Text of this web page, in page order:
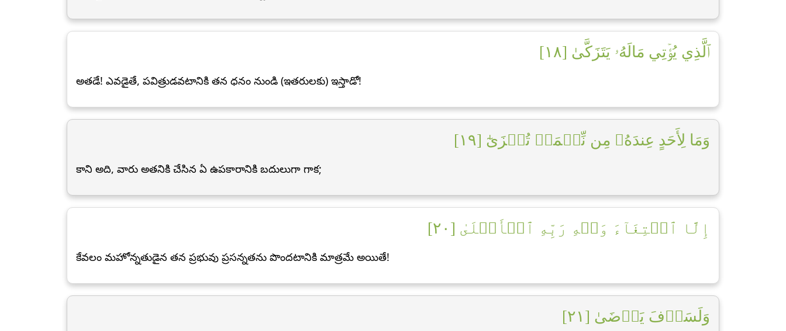
ٱلَّذِي يُؤۡتِي مَالَهُۥ يَتَزَكَّىٰ [١٨]
అతడే! ఎవడైతే, పవిత్రుడవటానికి తన ధనం నుండి (ఇతరులకు) ఇస్తాడో!
وَمَا لِأَحَدٍ عِندَهُۥ مِن نِّعۡمَةٖ تُجۡزَىٰٓ [١٩]
కాని అది, వారు అతనికి చేసిన ఏ ఉపకారానికి బదులుగా గాక;
إِلَّا ٱبۡتِغَآءَ وَجۡهِ رَبِّهِ ٱلۡأَعۡلَىٰ [٢٠]
కేవలం మహోన్నతుడైన తన ప్రభువు ప్రసన్నతను పొందటానికి మాత్రమే అయితే!
وَلَسَوۡفَ يَرۡضَىٰ [٢١]